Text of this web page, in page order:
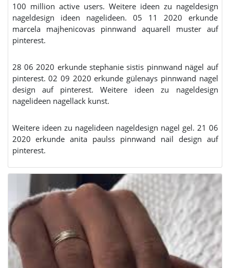
100 million active users. Weitere ideen zu nageldesign
nageldesign ideen nagelideen. 05 11 2020 erkunde
marcela majhenicovas pinnwand aquarell muster auf
pinterest.
28 06 2020 erkunde stephanie sistis pinnwand nägel auf
pinterest. 02 09 2020 erkunde gülenays pinnwand nagel
design auf pinterest. Weitere ideen zu nageldesign
nagelideen nagellack kunst.
Weitere ideen zu nagelideen nageldesign nagel gel. 21 06
2020 erkunde anita paulss pinnwand nail design auf
pinterest.